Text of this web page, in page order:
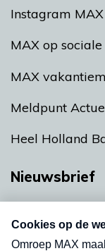
Instagram
MAX op
MAX
Meldpunt
Heel Holland
Nieuwsbrief
nieuwsbrief.
uw mailbox.